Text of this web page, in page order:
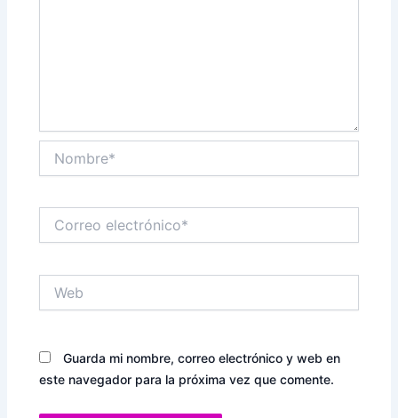
electrónico*
Guarda mi nombre, correo electrónico y web en
este navegador para la próxima vez que comente.